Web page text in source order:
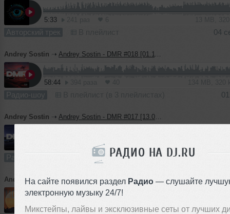
РАДИО НА DJ.RU
На сайте появился раздел Радио — слушайте
электронную музыку 24/7!
Микстейпы, лайвы и эксклюзивные сеты от лучших
5:33
Авторский трек 04
Andrey Sostin ➝ Andrey Sostin - DMR #018 [01.11.2024]
58:44
Радио-шоу
Andrey Sostin ➝ Andrey Sostin - DMR #017 [13.09.2024]
Радио-шоу В плейлист (в 2 плейлистах)
Andrey Sostin ➝ Andrey Sostin - Moon
5:20 1227 раз 58 10 MB, 256